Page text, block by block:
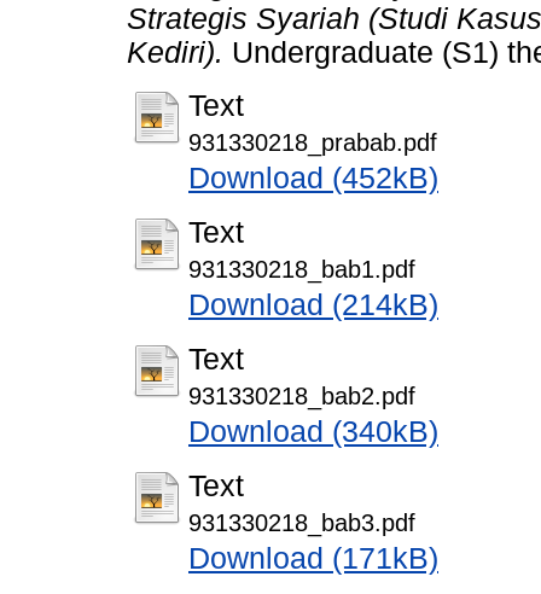
Strategis Syariah (Studi
Kediri). Undergraduate (S1)
Text
931330218_prabab.pdf
Download (452kB)
Text
931330218_bab1.pdf
Download (214kB)
Text
931330218_bab2.pdf
Download (340kB)
Text
931330218_bab3.pdf
Download (171kB)